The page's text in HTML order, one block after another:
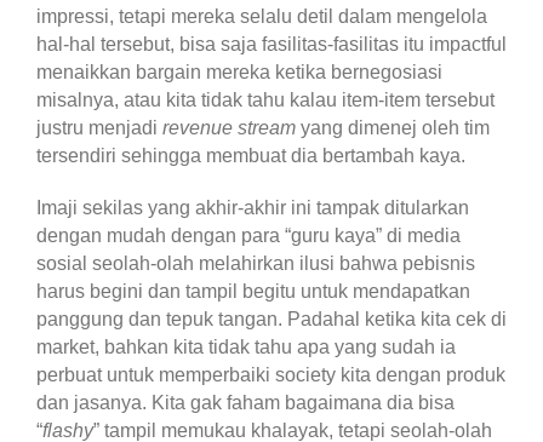
impressi, tetapi mereka selalu detil dalam mengelola
hal-hal tersebut, bisa saja fasilitas-fasilitas itu impactful
menaikkan bargain mereka ketika bernegosiasi
misalnya, atau kita tidak tahu kalau item-item tersebut
justru menjadi revenue stream yang dimenej oleh tim
tersendiri sehingga membuat dia bertambah kaya.
Imaji sekilas yang akhir-akhir ini tampak ditularkan
dengan mudah dengan para “guru kaya” di media
sosial seolah-olah melahirkan ilusi bahwa pebisnis
harus begini dan tampil begitu untuk mendapatkan
panggung dan tepuk tangan. Padahal ketika kita cek di
market, bahkan kita tidak tahu apa yang sudah ia
perbuat untuk memperbaiki society kita dengan produk
dan jasanya. Kita gak faham bagaimana dia bisa
“flashy” tampil memukau khalayak, tetapi seolah-olah